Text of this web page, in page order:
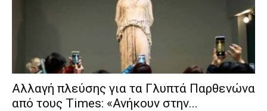
Αλλαγή πλεύσης για τα Γλυπτά Παρθενώνα
από τους Times: «Ανήκουν στην...